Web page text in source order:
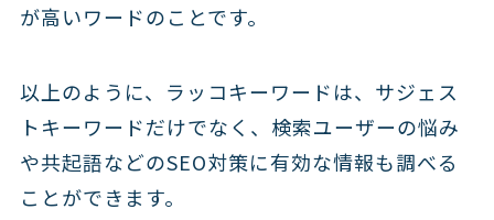
が高いワードのことです。
以上のように、ラッコキーワードは、サジェス
トキーワードだけでなく、検索ユーザーの悩み
や共起語などのSEO対策に有効な情報も調べる
ことができます。